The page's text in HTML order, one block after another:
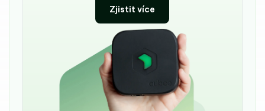
Zjistit více